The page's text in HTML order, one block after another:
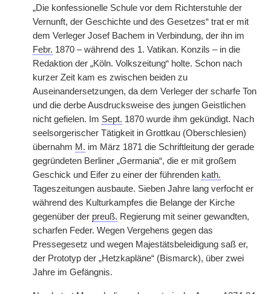
„Die konfessionelle Schule vor dem Richterstuhle der
Vernunft, der Geschichte und des Gesetzes“ trat er mit
dem Verleger Josef Bachem in Verbindung, der ihn im
Febr. 1870 – während des 1. Vatikan. Konzils – in die
Redaktion der „Köln. Volkszeitung“ holte. Schon nach
kurzer Zeit kam es zwischen beiden zu
Auseinandersetzungen, da dem Verleger der scharfe Ton
und die derbe Ausdrucksweise des jungen Geistlichen
nicht gefielen. Im Sept. 1870 wurde ihm gekündigt. Nach
seelsorgerischer Tätigkeit in Grottkau (Oberschlesien)
übernahm M. im März 1871 die Schriftleitung der gerade
gegründeten Berliner „Germania“, die er mit großem
Geschick und Eifer zu einer der führenden kath.
Tageszeitungen ausbaute. Sieben Jahre lang verfocht er
während des Kulturkampfes die Belange der Kirche
gegenüber der preuß. Regierung mit seiner gewandten,
scharfen Feder. Wegen Vergehens gegen das
Pressegesetz und wegen Majestätsbeleidigung saß er,
der Prototyp der „Hetzkapläne“ (Bismarck), über zwei
Jahre im Gefängnis.